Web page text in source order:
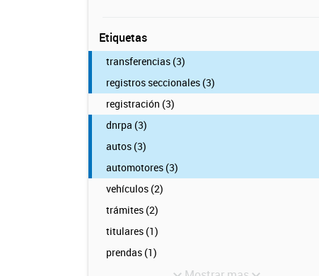
Etiquetas
transferencias (3)
registros seccionales (3)
registración (3)
dnrpa (3)
autos (3)
automotores (3)
vehículos (2)
trámites (2)
titulares (1)
prendas (1)